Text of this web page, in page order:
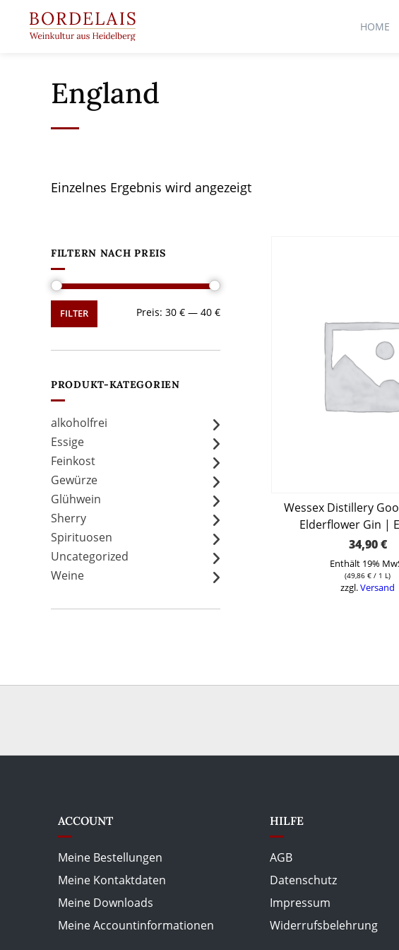
HOME
England
Einzelnes Ergebnis wird angezeigt
Wessex Distillery
Elderflower Gin |
34,90€
Enthält 19%
(49,86€ / 1 L)
zzgl.Versand
FILTERN NACH PREIS
Min.
Max.
FILTER Preis: 30 €— 40 €
PRODUKT-KATEGORIEN
alkoholfrei
Essige
Feinkost
Gewürze
Glühwein
Sherry
Spirituosen
Uncategorized
Weine
ACCOUNT
Meine Bestellungen
Meine Kontaktdaten
Meine Downloads
Meine Accountinformationen
HILFE
AGB
Datenschutz
Impressum
Widerrufsbelehrung